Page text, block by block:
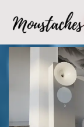
Avançar
para
conteúdo